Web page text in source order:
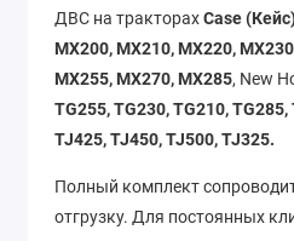
ДВС на тракторахCase
MX200, MX210, MX220,
MX255, MX270, MX285, New
TG255, TG230, TG210,
TJ425, TJ450, TJ500, TJ325.
Полный комплект
отгрузку. Для постоянных